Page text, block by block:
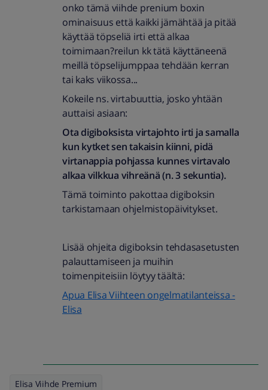
onko tämä viihde prenium boxin
ominaisuus että kaikki jämähtää ja pitää
käyttää töpseliä irti että alkaa
toimimaan?reilun kk tätä käyttäneenä
meillä töpselijumppaa tehdään kerran
tai kaks viikossa...
Kokeile ns. virtabuuttia, josko yhtään
auttaisi asiaan:
Ota digiboksista virtajohto irti ja samalla
kun kytket sen takaisin kiinni, pidä
virtanappia pohjassa kunnes virtavalo
alkaa vilkkua vihreänä (n. 3 sekuntia).
Tämä toiminto pakottaa digiboksin
tarkistamaan ohjelmistopäivitykset.
Lisää ohjeita digiboksin tehdasasetusten
palauttamiseen ja muihin
toimenpiteisiin löytyy täältä:
Apua Elisa Viihteen ongelmatilanteissa -
Elisa
Elisa Viihde Premium